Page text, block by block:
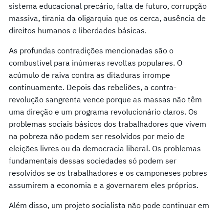
sistema educacional precário, falta de futuro, corrupção
massiva, tirania da oligarquia que os cerca, ausência de
direitos humanos e liberdades básicas.
As profundas contradições mencionadas são o
combustível para inúmeras revoltas populares. O
acúmulo de raiva contra as ditaduras irrompe
continuamente. Depois das rebeliões, a contra-
revolução sangrenta vence porque as massas não têm
uma direção e um programa revolucionário claros. Os
problemas sociais básicos dos trabalhadores que vivem
na pobreza não podem ser resolvidos por meio de
eleições livres ou da democracia liberal. Os problemas
fundamentais dessas sociedades só podem ser
resolvidos se os trabalhadores e os camponeses pobres
assumirem a economia e a governarem eles próprios.
Além disso, um projeto socialista não pode continuar em